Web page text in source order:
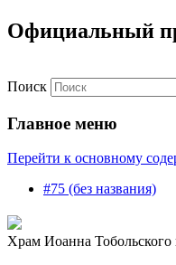
Официальный
Поиск
Главное меню
Перейти к основному
#75 (без названия)
Храм Иоанна Тобольского